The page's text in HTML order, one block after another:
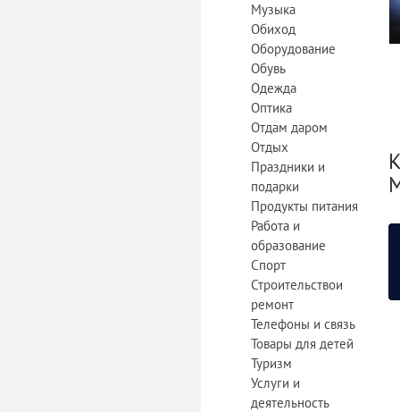
Музыка
Обиход
Оборудование
Обувь
Одежда
Оптика
Отдам даром
Отдых
Праздники и
подарки
Продукты питания
Работа и
образование
Спорт
Строительствои
ремонт
Телефоны и связь
Товары для детей
Туризм
Услуги и
деятельность